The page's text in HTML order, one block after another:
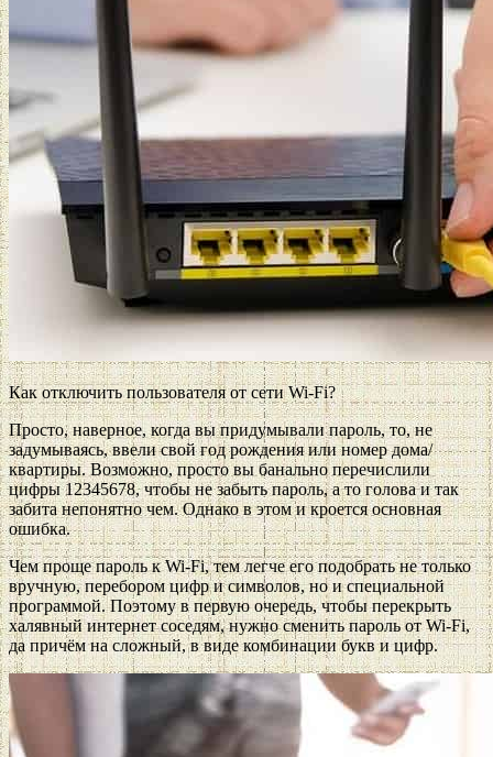
Как отключить пользователя от сети Wi-Fi?
Просто, наверное, когда вы придумывали пароль, то, не
задумываясь, ввели свой год рождения или номер дома/
квартиры. Возможно, просто вы банально перечислили
цифры 12345678, чтобы не забыть пароль, а то голова и так
забита непонятно чем. Однако в этом и кроется основная
ошибка.
Чем проще пароль к Wi-Fi, тем легче его подобрать не только
вручную, перебором цифр и символов, но и специальной
программой. Поэтому в первую очередь, чтобы перекрыть
халявный интернет соседям, нужно сменить пароль от Wi-Fi,
да причём на сложный, в виде комбинации букв и цифр.